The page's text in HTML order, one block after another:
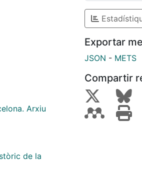
Arxiu
de la
Exportar
JSON - METS
Compartir